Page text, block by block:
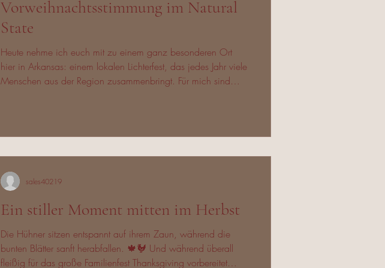
Vorweihnachtsstimmung im Natural
State
Heute nehme ich euch mit zu einem ganz besonderen Ort
hier in Arkansas: einem lokalen Lichterfest, das jedes Jahr viele
Menschen aus der Region zusammenbringt. Für mich sind
Gemeinschaft hier ist. Mit diesem Video möchte ich euch
Ein stiller Moment mitten im Herbst
Die Hühner sitzen entspannt auf ihrem Zaun, während die
bunten Blätter sanft herabfallen. 🍁🐓 Und während überall
fleißig für das große Familienfest Thanksgiving vorbereitet
sales40219